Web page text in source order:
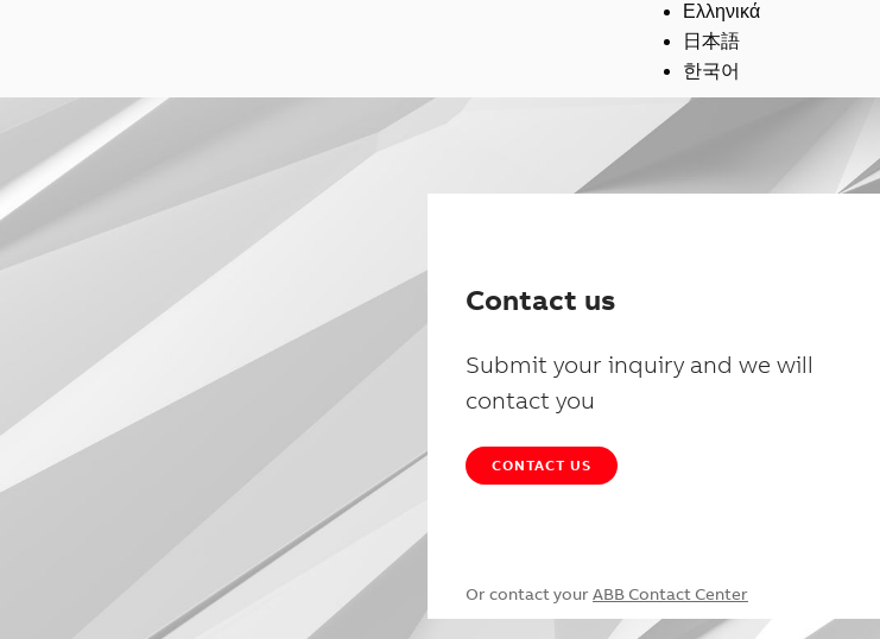
Ελληνικά
日本語
한국어
Contact us
Submit your inquiry and we will
contact you
CONTACT US
Or contact your ABB Contact Center